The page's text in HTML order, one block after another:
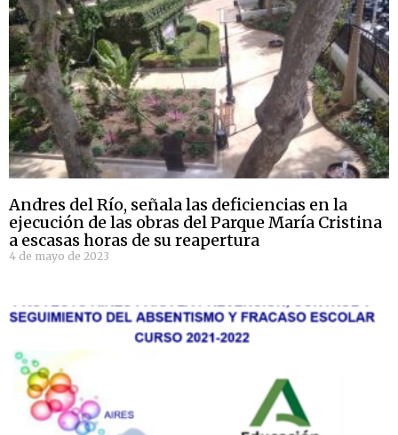
Andres del Río, señala las deficiencias en la
ejecución de las obras del Parque María Cristina
a escasas horas de su reapertura
4 de mayo de 2023